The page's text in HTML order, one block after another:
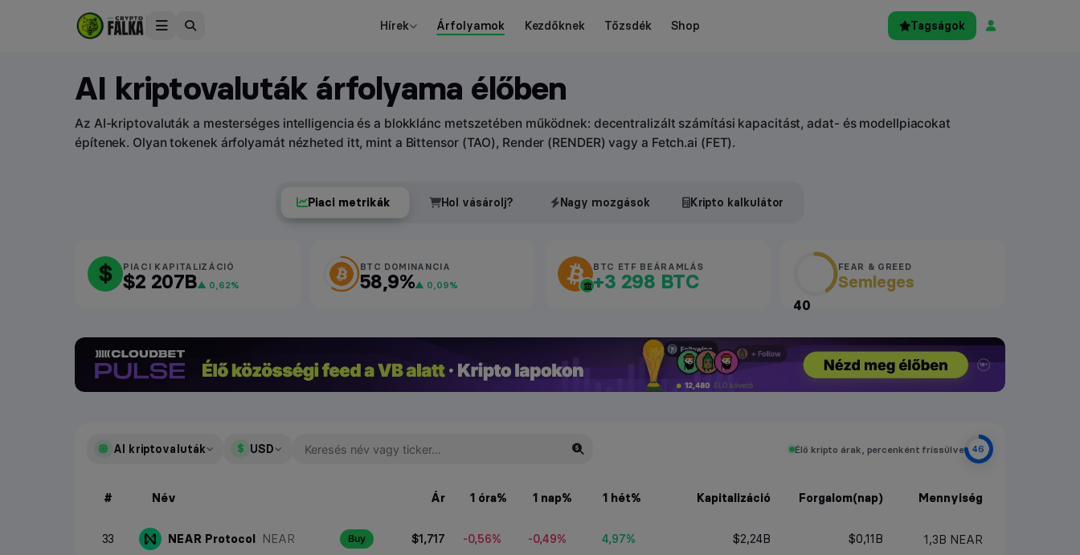
Hírek Árfolyamok Kezdőknek Tőzsdék Shop Tagságok
AI kriptovaluták árfolyama élőben
Az AI-kriptovaluták a mesterséges intelligencia és a blokklánc metszetében működnek: decentralizált számítási kapacitást, adat- és modellpiacokat
építenek. Olyan tokenek árfolyamát nézheted itt, mint a Bittensor (TAO), Render (RENDER) vagy a Fetch.ai (FET).
Piaci metrikák Hol vásárolj? Nagy mozgások Kripto kalkulátor
$ PIACI KAPITALIZÁCIÓ
$2 207B▲ 0,62%
BTC DOMINANCIA
58,9%▲ 0,09%
BTC ETF BEÁRAMLÁS
+3 298 BTC
40
FEAR & GREED
Semleges
AI kriptovaluták
Összes kriptovaluta
Stablecoinok
$ USD
Euró
Élő kripto árak, percenként frissülve 45
# Név Ár 1 óra% 1 nap% 1 hét% Kapitalizáció Forgalom(nap) Mennyiség
33 NEAR Protocol NEAR Buy $1,717 -0,56% -0,49% 4,97% $2,24B $0,11B 1,3B NEAR